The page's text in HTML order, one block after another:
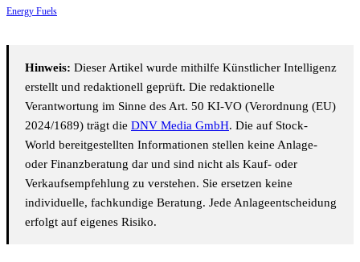
Energy Fuels
Hinweis: Dieser Artikel wurde mithilfe Künstlicher Intelligenz
erstellt und redaktionell geprüft. Die redaktionelle
Verantwortung im Sinne des Art. 50 KI-VO (Verordnung (EU)
2024/1689) trägt die DNV Media GmbH. Die auf Stock-
World bereitgestellten Informationen stellen keine Anlage-
oder Finanzberatung dar und sind nicht als Kauf- oder
Verkaufsempfehlung zu verstehen. Sie ersetzen keine
individuelle, fachkundige Beratung. Jede Anlageentscheidung
erfolgt auf eigenes Risiko.